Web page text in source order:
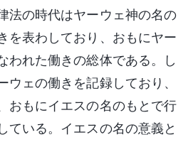
法の時代はヤーウェ神の名の
を表わしており、おもにヤー
われた働きの総体である。し
ウェの働きを記録しており、
おもにイエスの名のもとで行
ている。イエスの名の意義と